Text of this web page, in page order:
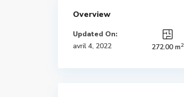
Overview
Updated On:
avril 4, 2022
272.00 m2